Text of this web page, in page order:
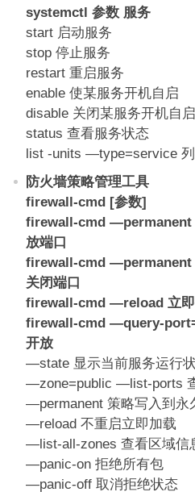
systemctl 参数 服务
start 启动服务
stop 停止服务
restart 重启服务
enable 使某服务开机自启
disable 关闭某服务开机自启
status 查看服务状态
list -units —type=service
防火墙策略管理工具
firewall-cmd [参数]
firewall-cmd —permanent
放端口
firewall-cmd —permanent
关闭端口
firewall-cmd —reload 立
firewall-cmd —query-
开放
—state 显示当前服务运行
—zone=public —list-ports
—permanent 策略写入到永
—reload 不重启立即加载
—list-all-zones 查看区域信
—panic-on 拒绝所有包
—panic-off 取消拒绝状态